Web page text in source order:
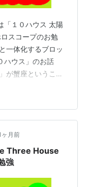
「１０ハウス 太陽
スコープのお勉
一体化するブロッ
ハウス」のお話
が蟹座ということ
ですね、双子座で
人ほどスムーズに
」をしっかり使う
とダメなんだ
ますね。でも形が
ヶ月前
Three House
強